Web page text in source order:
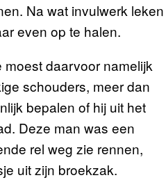
Na wat invulwerk leken
even op te halen.
daarvoor namelijk
schouders, meer dan
bepalen of hij uit het
Deze man was een
rel weg zie rennen,
uit zijn broekzak.